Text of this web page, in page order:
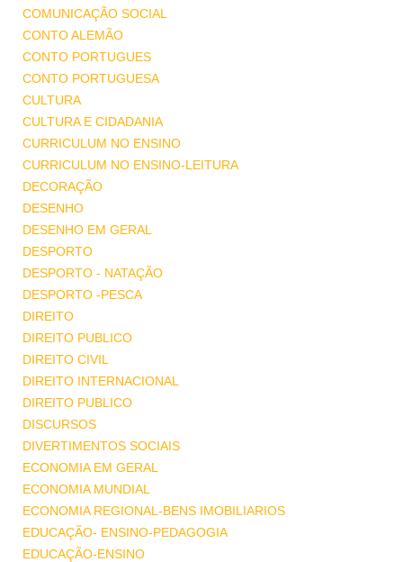
COMUNICAÇÃO SOCIAL
CONTO ALEMÃO
CONTO PORTUGUES
CONTO PORTUGUESA
CULTURA
CULTURA E CIDADANIA
CURRICULUM NO ENSINO
CURRICULUM NO ENSINO-LEITURA
DECORAÇÃO
DESENHO
DESENHO EM GERAL
DESPORTO
DESPORTO - NATAÇÃO
DESPORTO -PESCA
DIREITO
DIREITO PUBLICO
DIREITO CIVIL
DIREITO INTERNACIONAL
DIREITO PUBLICO
DISCURSOS
DIVERTIMENTOS SOCIAIS
ECONOMIA EM GERAL
ECONOMIA MUNDIAL
ECONOMIA REGIONAL-BENS IMOBILIARIOS
EDUCAÇÃO- ENSINO-PEDAGOGIA
EDUCAÇÃO-ENSINO